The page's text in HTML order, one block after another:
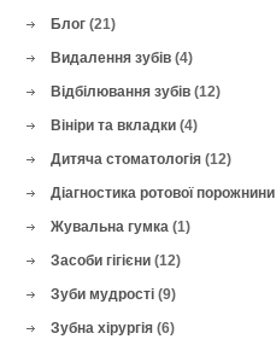
Блог (21)
Видалення зубів (4)
Відбілювання зубів (12)
Вініри та вкладки (4)
Дитяча стоматологія (12)
Діагностика ротової порожнини
Жувальна гумка (1)
Засоби гігієни (12)
Зуби мудрості (9)
Зубна хірургія (6)